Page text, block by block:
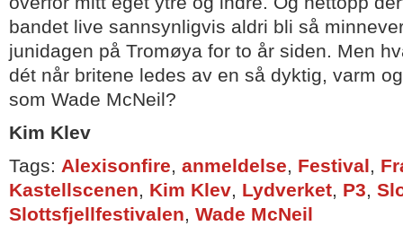
bandet live sannsynligvis aldri bli så
junidagen på Tromøya for to år siden. Men
dét når britene ledes av en så dyktig, varm
som Wade McNeil?
Kim Klev
Tags: Alexisonfire, anmeldelse, Festival,
Kastellscenen, Kim Klev, Lydverket, P3,
Slottsfjellfestivalen, Wade McNeil